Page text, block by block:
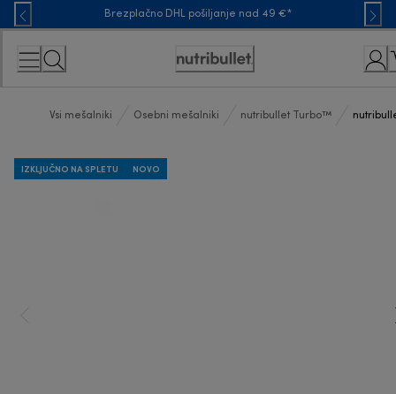
Skip
to
Content
Brezplačno DHL pošiljanje nad 49 €*
Accessibility
Vsi mešalniki Osebni mešalniki nutribullet Turbo™
IZKLJUČNO NA SPLETU NOVO